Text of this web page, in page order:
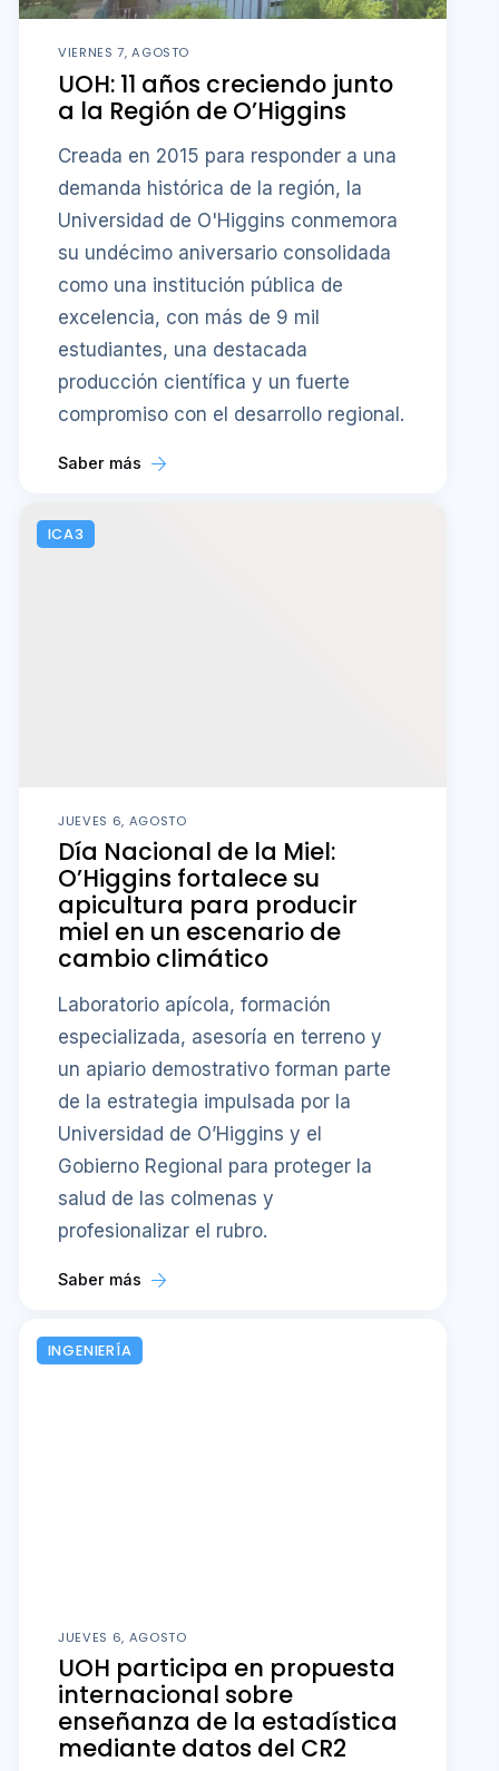
VIERNES 7, AGOSTO
UOH: 11 años creciendo junto
a la Región de O’Higgins
Creada en 2015 para responder a una
demanda histórica de la región, la
Universidad de O'Higgins conmemora
su undécimo aniversario consolidada
como una institución pública de
excelencia, con más de 9 mil
estudiantes, una destacada
producción científica y un fuerte
compromiso con el desarrollo regional.
Saber más
ICA3
JUEVES 6, AGOSTO
Día Nacional de la Miel:
O’Higgins fortalece su
apicultura para producir
miel en un escenario de
cambio climático
Laboratorio apícola, formación
especializada, asesoría en terreno y
un apiario demostrativo forman parte
de la estrategia impulsada por la
Universidad de O’Higgins y el
Gobierno Regional para proteger la
salud de las colmenas y
profesionalizar el rubro.
Saber más
INGENIERÍA
JUEVES 6, AGOSTO
UOH participa en propuesta
internacional sobre
enseñanza de la estadística
mediante datos del CR2